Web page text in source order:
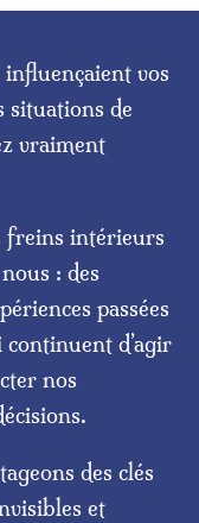
vos
situations de
vraiment
freins intérieurs
: des
passées
d’agir
nos
des clés
et